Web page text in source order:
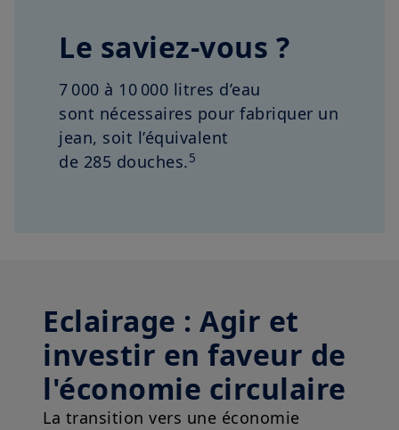
Le saviez-vous ?
7 000 à 10 000 litres d’eau
sont nécessaires pour fabriquer un
jean, soit l’équivalent
de 285 douches.5
Eclairage : Agir et
investir en faveur de
l'économie circulaire
La transition vers une économie